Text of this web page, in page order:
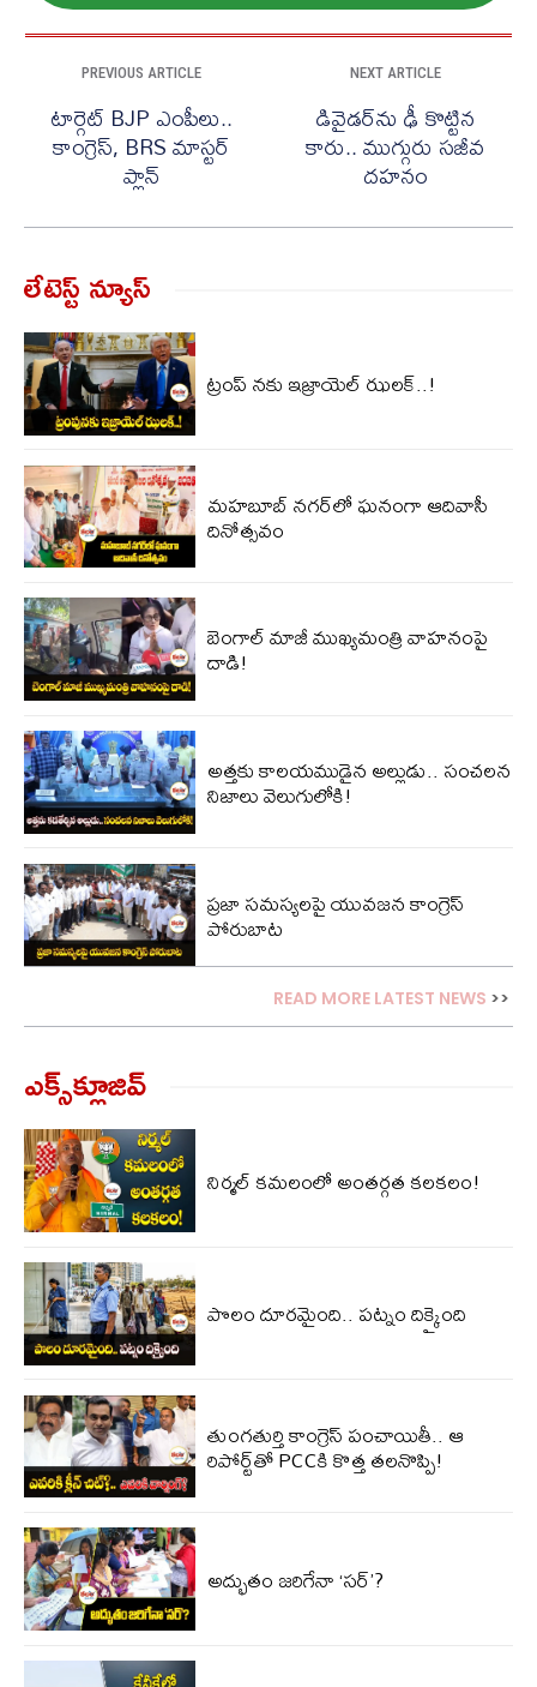
PREVIOUS ARTICLE
టార్గెట్ BJP ఎంపీలు..
కాంగ్రెస్, BRS మాస్టర్
ప్లాన్
NEXT ARTICLE
డివైడర్‌ను ఢీ కొట్టిన
కారు.. ముగ్గురు సజీవ
దహనం
లేటెస్ట్ న్యూస్‌
ట్రంప్ నకు ఇజ్రాయెల్ ఝలక్..!
మహబూబ్‌ నగర్‌లో ఘనంగా ఆదివాసీ
దినోత్సవం
బెంగాల్​ మాజీ ముఖ్యమంత్రి వాహనంపై
దాడి!
అత్తకు కాలయముడైన అల్లుడు.. సంచలన
నిజాలు వెలుగులోకి!
ప్రజా సమస్యలపై యువజన కాంగ్రెస్
పోరుబాట
READ MORE LATEST NEWS >>
ఎక్స్‌క్లూజివ్‌
నిర్మల్ కమలంలో అంతర్గత కలకలం!
పొలం దూరమైంది.. పట్నం దిక్కైంది
తుంగతుర్తి కాంగ్రెస్‌ పంచాయితీ.. ఆ
రిపోర్ట్‌తో PCCకి కొత్త తలనొప్పి!
అద్భుతం జరిగేనా ‘సర్’?